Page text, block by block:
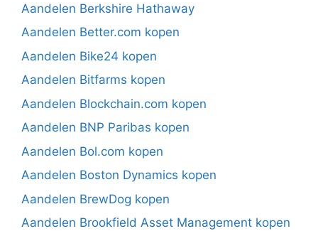
Aandelen Berkshire Hathaway
Aandelen Better.com kopen
Aandelen Bike24 kopen
Aandelen Bitfarms kopen
Aandelen Blockchain.com kopen
Aandelen BNP Paribas kopen
Aandelen Bol.com kopen
Aandelen Boston Dynamics kopen
Aandelen BrewDog kopen
Aandelen Brookfield Asset Management kopen